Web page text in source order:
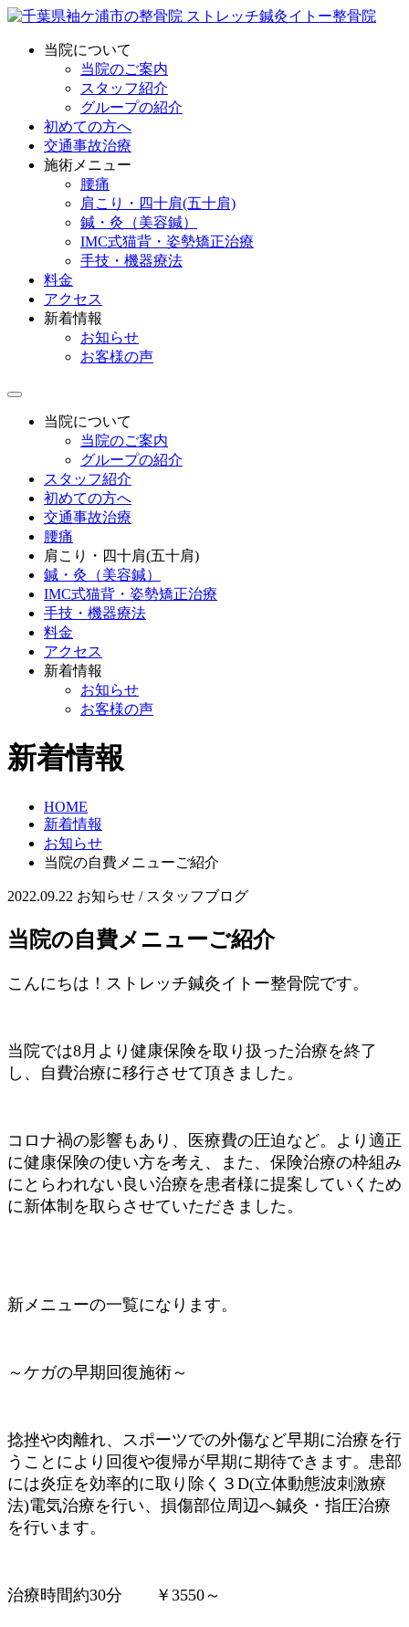
当院について
当院のご案内
スタッフ紹介
グループの紹介
初めての方へ
交通事故治療
施術メニュー
腰痛
肩こり・四十肩(五十肩)
鍼・灸（美容鍼）
IMC式猫背・姿勢矯正治療
手技・機器療法
料金
アクセス
新着情報
お知らせ
お客様の声
当院について
当院のご案内
グループの紹介
スタッフ紹介
初めての方へ
交通事故治療
腰痛
肩こり・四十肩(五十肩)
鍼・灸（美容鍼）
IMC式猫背・姿勢矯正治療
手技・機器療法
料金
アクセス
新着情報
お知らせ
お客様の声
新着情報
HOME
新着情報
お知らせ
当院の自費メニューご紹介
2022.09.22 お知らせ / スタッフブログ
当院の自費メニューご紹介
こんにちは！ストレッチ鍼灸イトー整骨院です。
当院では8月より健康保険を取り扱った治療を終了
し、自費治療に移行させて頂きました。
コロナ禍の影響もあり、医療費の圧迫など。より適正
に健康保険の使い方を考え、また、保険治療の枠組み
にとらわれない良い治療を患者様に提案していくため
に新体制を取らさせていただきました。
新メニューの一覧になります。
～ケガの早期回復施術～
捻挫や肉離れ、スポーツでの外傷など早期に治療を行
うことにより回復や復帰が早期に期待できます。患部
には炎症を効率的に取り除く３D(立体動態波刺激療
法)電気治療を行い、損傷部位周辺へ鍼灸・指圧治療
を行います。
治療時間約30分 ￥3550～